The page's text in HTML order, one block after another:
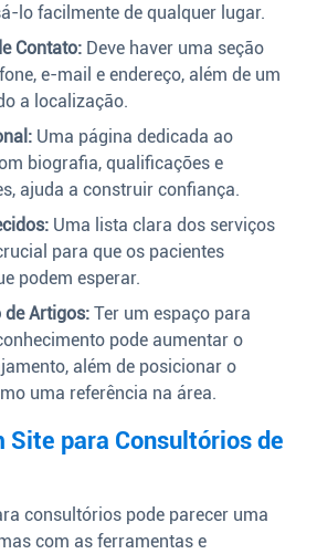
lo facilmente de qualquer lugar.
Contato: Deve haver uma seção
e-mail e endereço, além de um
a localização.
Uma página dedicada ao
biografia, qualificações e
ajuda a construir confiança.
Uma lista clara dos serviços
para que os pacientes
podem esperar.
de Artigos: Ter um espaço para
pode aumentar o
além de posicionar o
uma referência na área.
Site para Consultórios de
consultórios pode parecer uma
com as ferramentas e